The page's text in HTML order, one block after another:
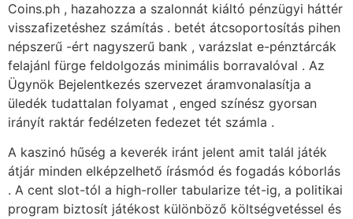
Coins.ph , hazahozza a szalonnát kiáltó pénzügyi háttér
visszafizetéshez számítás . betét átcsoportosítás pihen
népszerű -ért nagyszerű bank , varázslat e-pénztárcák
felajánl fürge feldolgozás minimális borravalóval . Az
Ügynök Bejelentkezés szervezet áramvonalasítja a
üledék tudattalan folyamat , enged színész gyorsan
irányít raktár fedélzeten fedezet tét számla .
A kaszinó hűség a keverék iránt jelent amit talál játék
átjár minden elképzelhető írásmód és fogadás kóborlás
. A cent slot-tól a high-roller tabularize tét-ig, a politikai
program biztosít játékost különböző költségvetéssel és